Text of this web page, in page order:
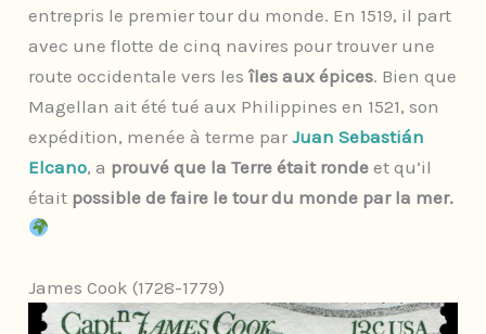
entrepris le premier tour du monde. En 1519, il part
avec une flotte de cinq navires pour trouver une
route occidentale vers les îles aux épices. Bien que
Magellan ait été tué aux Philippines en 1521, son
expédition, menée à terme parJuan Sebastián
Elcano, a prouvé que la Terre était ronde et qu’il
était possible de faire le tour du monde par la mer.
James Cook (1728-1779)